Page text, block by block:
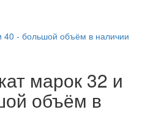
40 - большой объём в наличии
марок 32 и
объём в